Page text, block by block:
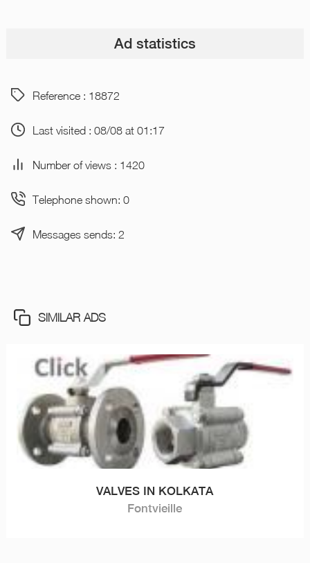
Ad statistics
Reference : 18872
Last visited : 08/08 at 01:17
Number of views : 1420
Telephone shown: 0
Messages sends: 2
SIMILAR ADS
VALVES IN KOLKATA
Fontvieille